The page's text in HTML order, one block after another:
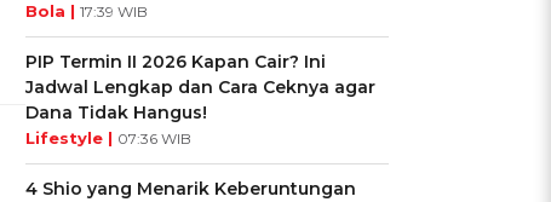
Bola | 17:39 WIB
PIP Termin II 2026 Kapan Cair? Ini
Jadwal Lengkap dan Cara Ceknya agar
Dana Tidak Hangus!
Lifestyle | 07:36 WIB
4 Shio yang Menarik Keberuntungan